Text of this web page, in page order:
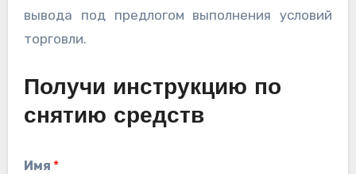
вывода под предлогом выполнения условий
торговли.
Получи инструкцию по
снятию средств
Имя *